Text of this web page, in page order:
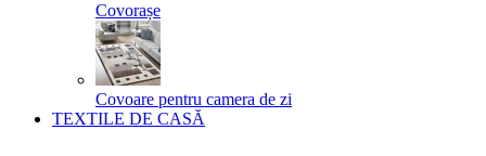
Covorașe
Covoare pentru camera de zi
TEXTILE DE CASĂ